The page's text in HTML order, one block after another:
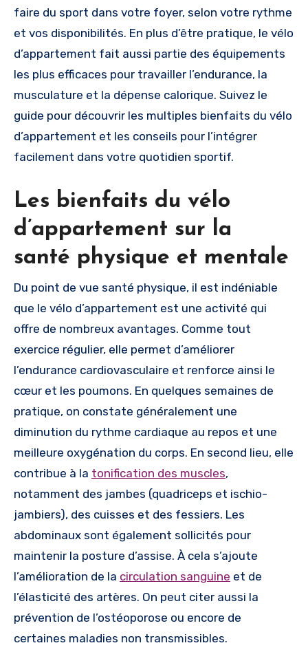
faire du sport dans votre foyer, selon votre rythme
et vos disponibilités. En plus d’être pratique, le vélo
d’appartement fait aussi partie des équipements
les plus efficaces pour travailler l’endurance, la
musculature et la dépense calorique. Suivez le
guide pour découvrir les multiples bienfaits du vélo
d’appartement et les conseils pour l’intégrer
facilement dans votre quotidien sportif.
Les bienfaits du vélo
d’appartement sur la
santé physique et mentale
Du point de vue santé physique, il est indéniable
que le vélo d’appartement est une activité qui
offre de nombreux avantages. Comme tout
exercice régulier, elle permet d’améliorer
l’endurance cardiovasculaire et renforce ainsi le
cœur et les poumons. En quelques semaines de
pratique, on constate généralement une
diminution du rythme cardiaque au repos et une
meilleure oxygénation du corps. En second lieu, elle
contribue à la tonification des muscles,
notamment des jambes (quadriceps et ischio-
jambiers), des cuisses et des fessiers. Les
abdominaux sont également sollicités pour
maintenir la posture d’assise. À cela s’ajoute
l’amélioration de la circulation sanguine et de
l’élasticité des artères. On peut citer aussi la
prévention de l’ostéoporose ou encore de
certaines maladies non transmissibles.